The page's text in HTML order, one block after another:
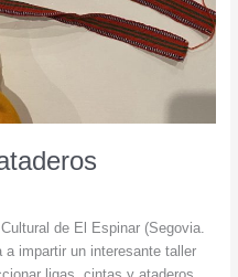
de El Espinar (Segovia.
a impartir un interesante taller